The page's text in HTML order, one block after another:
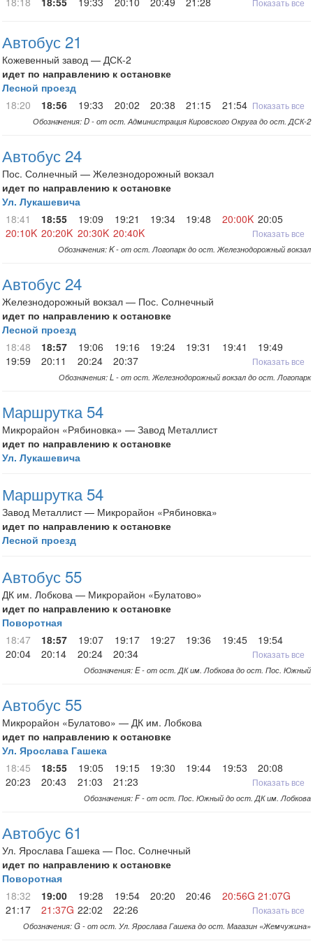
Показать все
Автобус 21
Кожевенный завод — ДСК-2
идет по направлению к остановке
Лесной проезд
18:20
18:56 19:33 20:02 20:38 21:15 21:54 Показать все
Обозначения: D - от ост. Администрация Кировского Округа до ост. ДСК-2
Автобус 24
Пос. Солнечный — Железнодорожный вокзал
идет по направлению к остановке
Ул. Лукашевича
18:41
18:55 19:09 19:21 19:34 19:48 20:00K 20:05
20:10K 20:20K 20:30K 20:40K Показать все
Обозначения: K - от ост. Логопарк до ост. Железнодорожный вокзал
Автобус 24
Железнодорожный вокзал — Пос. Солнечный
идет по направлению к остановке
Лесной проезд
18:48
18:57 19:06 19:16 19:24 19:31 19:41
19:49
19:59
20:11 20:24 20:37 Показать все
Обозначения: L - от ост. Железнодорожный вокзал до ост. Логопарк
Маршрутка 54
Микрорайон «Рябиновка» — Завод Металлист
идет по направлению к остановке
Ул. Лукашевича
Маршрутка 54
Завод Металлист — Микрорайон «Рябиновка»
идет по направлению к остановке
Лесной проезд
Автобус 55
ДК им. Лобкова — Микрорайон «Булатово»
идет по направлению к остановке
Поворотная
18:47
18:57 19:07 19:17 19:27 19:36 19:45
19:54
20:04
20:14 20:24 20:34 Показать все
Обозначения: E - от ост. ДК им. Лобкова до ост. Пос. Южный
Автобус 55
Микрорайон «Булатово» — ДК им. Лобкова
идет по направлению к остановке
Ул. Ярослава Гашека
18:45
18:55 19:05 19:15 19:30 19:44 19:53
20:08
20:23
20:43 21:03 21:23 Показать все
Обозначения: F - от ост. Пос. Южный до ост. ДК им. Лобкова
Автобус 61
Ул. Ярослава Гашека — Пос. Солнечный
идет по направлению к остановке
Поворотная
18:32
19:00 19:28 19:54 20:20 20:46 20:56G 21:07G
21:17
21:37G 22:02 22:26 Показать все
Обозначения: G - от ост. Ул. Ярослава Гашека до ост. Магазин «Жемчужина»